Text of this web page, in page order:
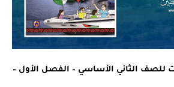
للصف الثاني الأساسي – الفصل الأول –